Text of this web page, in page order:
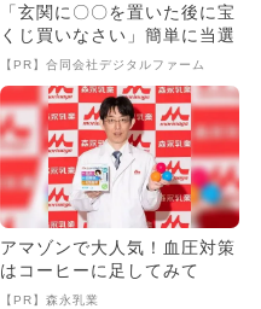
「玄関に〇〇を置いた後に宝
くじ買いなさい」簡単に当選
【PR】合同会社デジタルファーム
アマゾンで大人気！血圧対策
はコーヒーに足してみて
【PR】森永乳業